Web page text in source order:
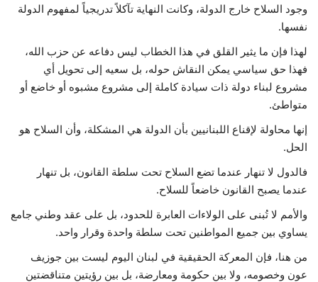
وجود السلاح خارج الدولة، وكانت النهاية تآكلاً تدريجياً لمفهوم الدولة
نفسها.
لهذا فإن ما يثير القلق في هذا الخطاب ليس دفاعه عن حزب الله،
فهذا حق سياسي يمكن النقاش حوله، بل سعيه إلى تحويل أي
مشروع لبناء دولة ذات سيادة كاملة إلى مشروع مشبوه أو خاضع أو
متواطئ.
إنها محاولة لإقناع اللبنانيين بأن الدولة هي المشكلة، وأن السلاح هو
الحل.
فالدول لا تنهار عندما تضع السلاح تحت سلطة القانون، بل تنهار
عندما يصبح القانون خاضعاً للسلاح.
والأمم لا تُبنى على الولاءات العابرة للحدود، بل على عقد وطني جامع
يساوي بين جميع المواطنين تحت سلطة واحدة وقرار واحد.
من هنا، فإن المعركة الحقيقية في لبنان اليوم ليست بين جوزيف
عون وخصومه، ولا بين حكومة ومعارضة، بل بين رؤيتين متناقضتين